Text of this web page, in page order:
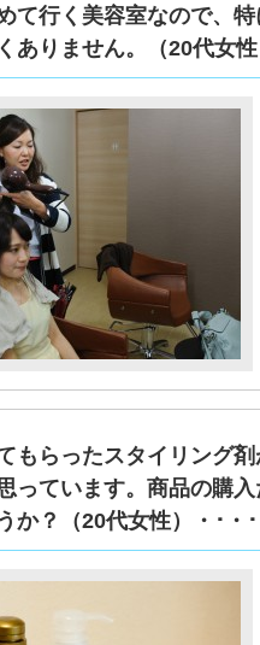
て行く美容室なので、
ありません。（20代女性
もらったスタイリング
っています。商品の購
か？（20代女性）・･・･